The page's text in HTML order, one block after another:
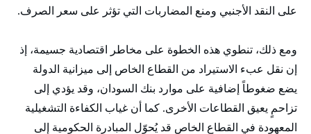
على النقد الأجنبي ومنع المضاربات التي تؤثر على سعر الصرف.
ومع ذلك، تنطوي هذه الخطوة على مخاطر اقتصادية جسيمة، إذ
إن نقل عبء الاستيراد من القطاع الخاص إلى ميزانية الدولة
يضع ضغوطاً إضافية على موارد بنك السودان، وقد يؤدي إلى
تزاحمٍ يعيق القطاعات الأخرى. كما أن غياب الكفاءة التشغيلية
المعهودة في القطاع الخاص قد يُحوّل المبادرة الحكومية إلى